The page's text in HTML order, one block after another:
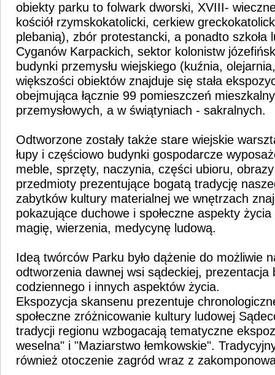
obiekty parku to folwark dworski, XVIII-
kościół rzymskokatolicki, cerkiew
plebanią), zbór protestancki, a ponadto szkoła
Cyganów Karpackich, sektor kolonistw
budynki przemysłu wiejskiego (kuźnia,
większości obiektów znajduje się stała
obejmująca łącznie 99 pomieszczeń
przemysłowych, a w świątyniach - sakralnych.
Odtworzone zostały także stare wiejskie
łupy i częściowo budynki gospodarcze
meble, sprzęty, naczynia, części ubioru,
przedmioty prezentujące bogatą tradycję
zabytków kultury materialnej we wnętrzach
pokazujące duchowe i społeczne aspekty
magię, wierzenia, medycynę ludową.
Ideą twórców Parku było dążenie do możliwie
odtworzenia dawnej wsi sądeckiej, prezentacja
codziennego i innych aspektów życia.
Ekspozycja skansenu prezentuje
społeczne zróżnicowanie kultury ludowej
tradycji regionu wzbogacają tematyczne
weselna" i "Maziarstwo łemkowskie".
również otoczenie zagród wraz z